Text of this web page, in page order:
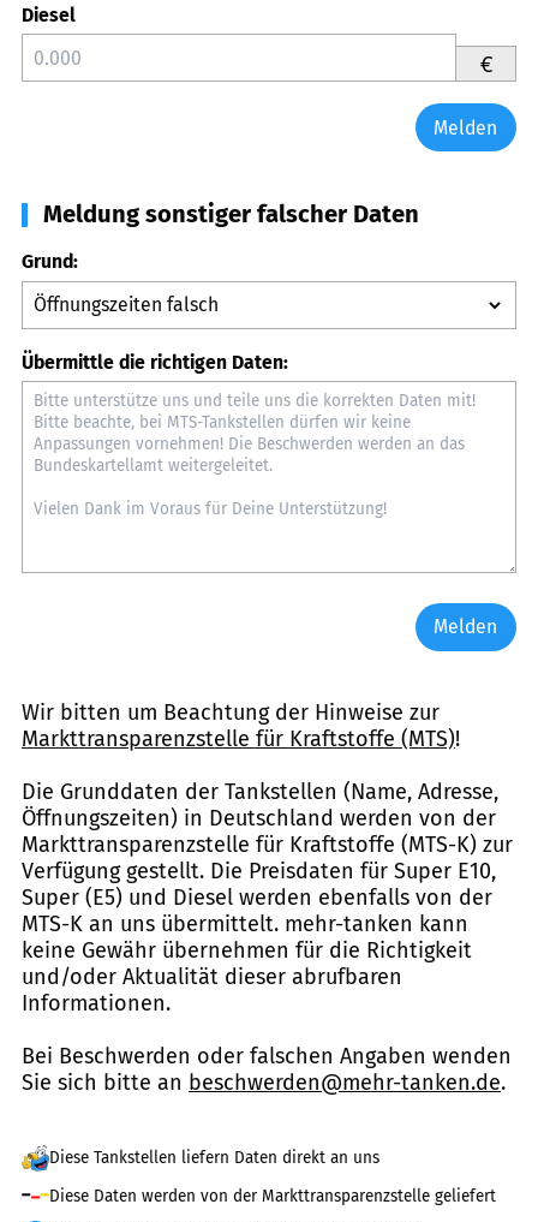
Diesel
€
Melden
Meldung sonstiger falscher Daten
Grund:
Übermittle die richtigen Daten:
Melden
Wir bitten um Beachtung der Hinweise zur
Markttransparenzstelle für Kraftstoffe (MTS)!
Die Grunddaten der Tankstellen (Name, Adresse,
Öffnungszeiten) in Deutschland werden von der
Markttransparenzstelle für Kraftstoffe (MTS-K) zur
Verfügung gestellt. Die Preisdaten für Super E10,
Super (E5) und Diesel werden ebenfalls von der
MTS-K an uns übermittelt. mehr-tanken kann
keine Gewähr übernehmen für die Richtigkeit
und/oder Aktualität dieser abrufbaren
Informationen.
Bei Beschwerden oder falschen Angaben wenden
Sie sich bitte an beschwerden@mehr-tanken.de.
Diese Tankstellen liefern Daten direkt an uns
Diese Daten werden von der Markttransparenzstelle geliefert